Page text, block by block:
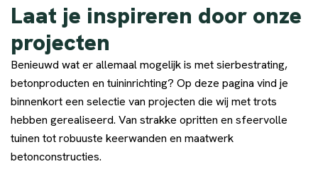
Laat je inspireren door onze
projecten
Benieuwd wat er allemaal mogelijk is met sierbestrating,
betonproducten en tuininrichting? Op deze pagina vind je
binnenkort een selectie van projecten die wij met trots
hebben gerealiseerd. Van strakke opritten en sfeervolle
tuinen tot robuuste keerwanden en maatwerk
betonconstructies.